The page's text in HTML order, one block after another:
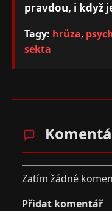
pravdou, i když
Tagy: hrůza,
sekta
Zatím žádné
Přidat komentář